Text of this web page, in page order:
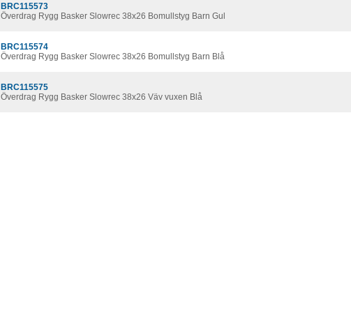
BRC115573
Överdrag Rygg Basker Slowrec 38x26 Bomullstyg Barn Gul
BRC115574
Överdrag Rygg Basker Slowrec 38x26 Bomullstyg Barn Blå
BRC115575
Överdrag Rygg Basker Slowrec 38x26 Väv vuxen Blå